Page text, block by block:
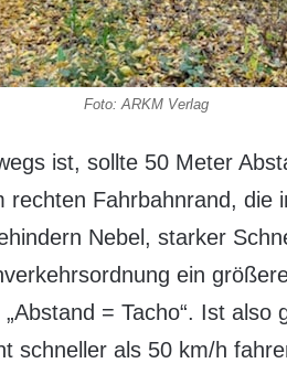
Foto: ARKM Verlag
ist, sollte 50 Meter
rechten Fahrbahnrand, die
Nebel, starker
ein
= Tacho“. Ist also
schneller als 50 km/h